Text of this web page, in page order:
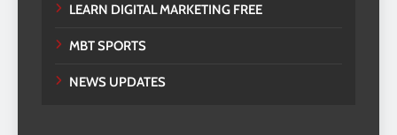
LEARN DIGITAL MARKETING FREE
MBT SPORTS
NEWS UPDATES